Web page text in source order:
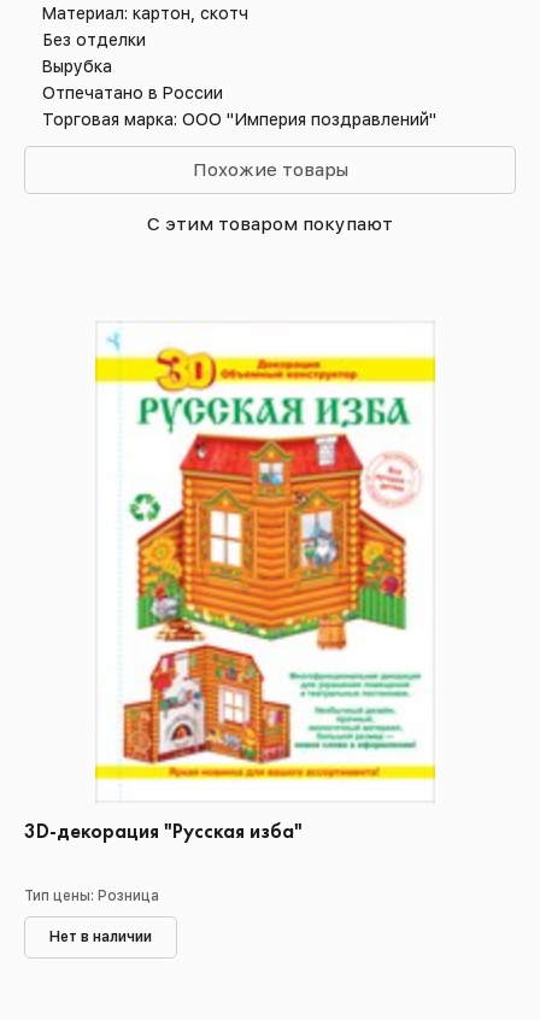
Материал: картон, скотч
Без отделки
Вырубка
Отпечатано в России
Торговая марка: ООО "Империя поздравлений"
Похожие товары
С этим товаром покупают
3D-декорация "Русская изба"
Тип цены: Розница
Нет в наличии